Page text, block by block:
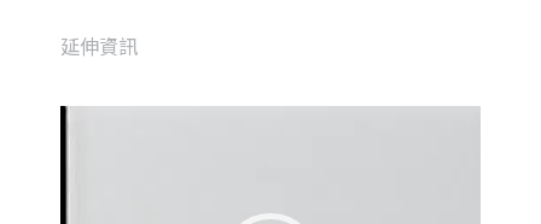
延伸資訊
視